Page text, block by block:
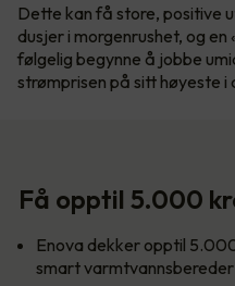
Dette kan få store, positive
dusjer i morgenrushet, og
følgelig begynne å jobbe
strømprisen på sitt høyeste i
Få opptil 5.000
Enova dekker opptil
smart varmtvannsbereder